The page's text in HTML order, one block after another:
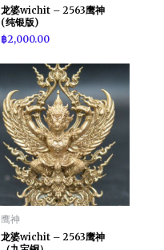
龙婆wichit – 2563鹰神
(纯银版)
฿2,000.00
鹰神
龙婆wichit – 2563鹰神